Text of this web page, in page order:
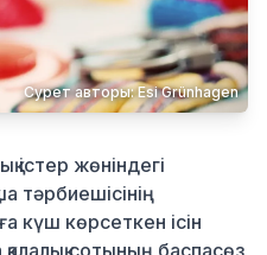
Сурет авторы: Esi Grünhagen
істер жөніндегі
тәрбиешісінің
күш көрсеткен ісін
сотының баспасөз